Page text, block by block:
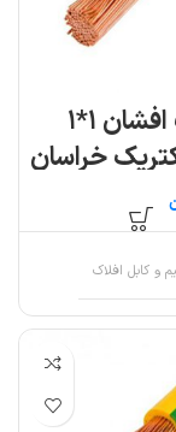
سیم ارت افشان ۱*۱
خراسان
و کابل افلاک